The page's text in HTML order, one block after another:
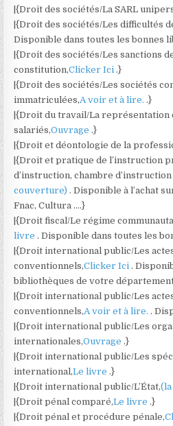
|{Droit des sociétés/La SARL
|{Droit des sociétés/Les difficultés
Disponible dans toutes les bonnes
|{Droit des sociétés/Les sanctions
constitution,Clicker Ici.}
|{Droit des sociétés/Les sociétés
immatriculées,A voir et à lire..}
|{Droit du travail/La représentation
salariés,Ouvrage.}
|{Droit et déontologie de la
|{Droit et pratique de l’instruction
d’instruction, chambre
couverture). Disponible à l’achat
Fnac, Cultura ….}
|{Droit fiscal/Le régime
livre. Disponible dans toutes les
|{Droit international public/Les
conventionnels,Clicker Ici.
bibliothèques de votre
|{Droit international public/Les
conventionnels,A voir et à lire..
|{Droit international public/Les
internationales,Ouvrage.}
|{Droit international public/Les
international,Le livre.}
|{Droit international public/L’État,
|{Droit pénal comparé,Le livre.}
|{Droit pénal et procédure pénale,